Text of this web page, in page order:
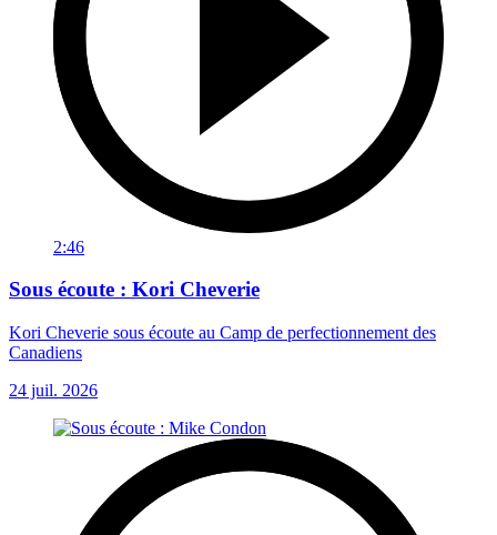
2:46
Sous écoute : Kori Cheverie
Kori Cheverie sous écoute au Camp de perfectionnement des
Canadiens
24 juil. 2026